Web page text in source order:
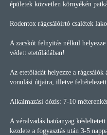
épületek közvetlen környékén
Rodentox rágcsálóirtó csalétek
A zacskót felnyitás nélkül
védett etetőládában!
Az etetőládát helyezze a
vonulási útjaira, illetve
Alkalmazási dózis: 7-10
A véralvadás hatóanyag
kezdete a fogyasztás után 3-5